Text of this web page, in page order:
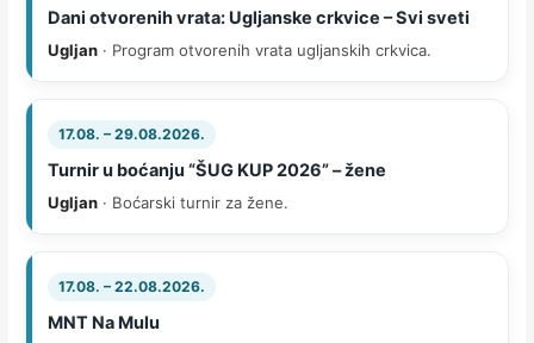
Dani otvorenih vrata: Ugljanske crkvice – Svi sveti
Ugljan · Program otvorenih vrata ugljanskih crkvica.
17.08. – 29.08.2026.
Turnir u boćanju “ŠUG KUP 2026” – žene
Ugljan · Boćarski turnir za žene.
17.08. – 22.08.2026.
MNT Na Mulu